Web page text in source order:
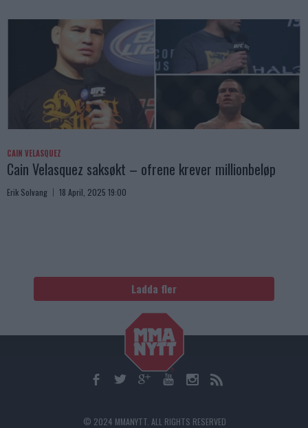
CAIN VELASQUEZ
Cain Velasquez saksøkt – ofrene krever millionbeløp
Erik Solvang 18 April, 2025 19:00
Ladda fler
© 2024 MMANYTT. ALL RIGHTS RESERVED